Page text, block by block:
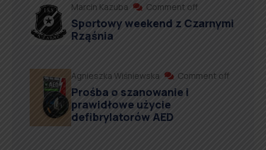
Marcin Kazuba Comment off
Sportowy weekend z Czarnymi
Rząśnia
Agnieszka Wiśniewska Comment off
Prośba o szanowanie i
prawidłowe użycie
defibrylatorów AED